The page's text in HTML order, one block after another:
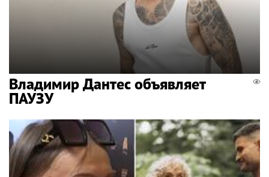
Владимир Дантес объявляет
ПАУЗУ